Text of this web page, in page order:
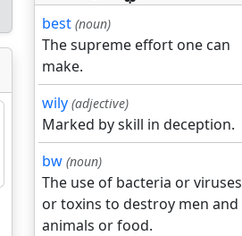
best (noun)
The supreme effort one can
make.
wily (adjective)
Marked by skill in deception.
bw (noun)
The use of bacteria or viruses
or toxins to destroy men and
animals or food.